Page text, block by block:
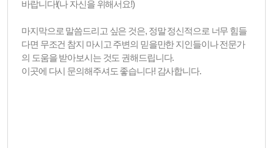
바랍니다!(나 자신을 위해서요!)
마지막으로 말씀드리고 싶은 것은, 정말 정신적으로 너무 힘들
다면 무조건 참지 마시고 주변의 믿을만한 지인들이나 전문가
의 도움을 받아보시는 것도 권해드립니다.
이곳에 다시 문의해주셔도 좋습니다! 감사합니다.